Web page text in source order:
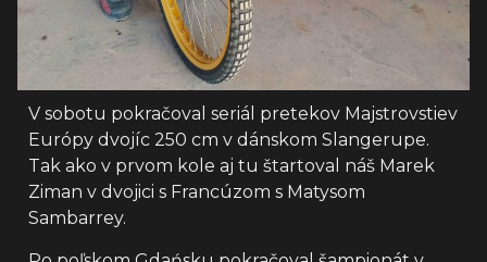
V sobotu pokračoval seriál pretekov Majstrovstiev
Európy dvojíc 250 cm v dánskom Slangerupe.
Tak ako v prvom kole aj tu štartoval náš Marek
Ziman v dvojici s Francúzom s Matysom
Sambarrey.